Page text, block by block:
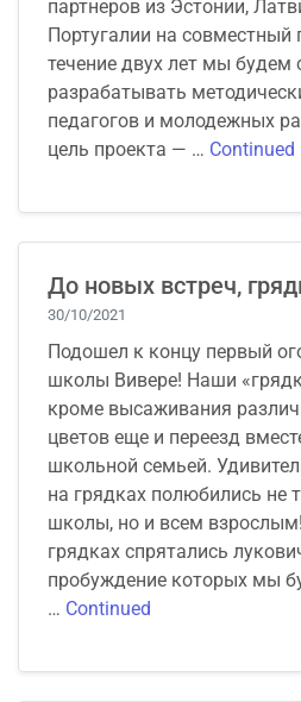
партнеров из Эстонии,
Португалии на совместный
течение двух лет мы будем
разрабатывать
педагогов и молодежных
цель проекта — … Continued
До новых встреч,
30/10/2021
Подошел к концу первый
школы Вивере! Наши
кроме высаживания
цветов еще и переезд
школьной семьей.
на грядках полюбились не
школы, но и всем
грядках спрятались
пробуждение которых мы
… Continued